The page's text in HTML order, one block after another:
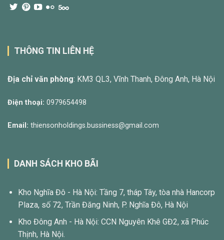
THÔNG TIN LIÊN HỆ
Địa chỉ văn phòng: KM3 QL3, Vĩnh Thanh, Đông Anh, Hà Nội
Điện thoại: 0979654498
Email: thiensonholdings.bussiness@gmail.com
DANH SÁCH KHO BÃI
Kho Nghĩa Đô - Hà Nội: Tầng 7, tháp Tây, tòa nhà Hancorp
Plaza, số 72, Trần Đăng Ninh, P. Nghĩa Đô, Hà Nội
Kho Đông Anh - Hà Nội: CCN Nguyên Khê GĐ2, xã Phúc
Thịnh, Hà Nội.